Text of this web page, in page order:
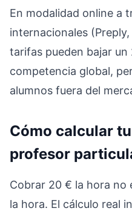
En modalidad online a
internacionales
tarifas pueden bajar un
competencia global,
alumnos fuera del
Cómo calcular
profesor
Cobrar 20 € la hora no
la hora. El cálculo real